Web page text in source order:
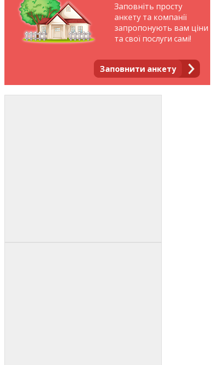
Заповнити анкету
Заповніть просту
анкету та компанії
запропонують вам ціни
та свої послуги самі!